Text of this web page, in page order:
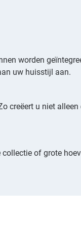
worden
uw huisstijl aan.
creëert u niet
of grote